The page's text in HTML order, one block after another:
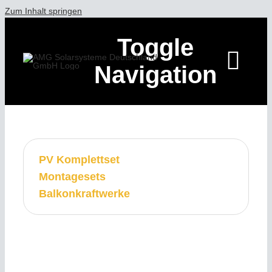
Zum Inhalt springen
Toggle
Navigation
LEISTUNGEN
PV Komplettset
Montagesets
Balkonkraftwerke